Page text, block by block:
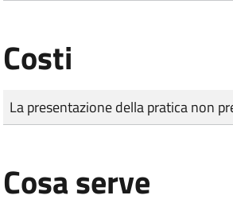
Costi
Tipo di pagamento
Importo
La presentazione della pratica non
Cosa serve